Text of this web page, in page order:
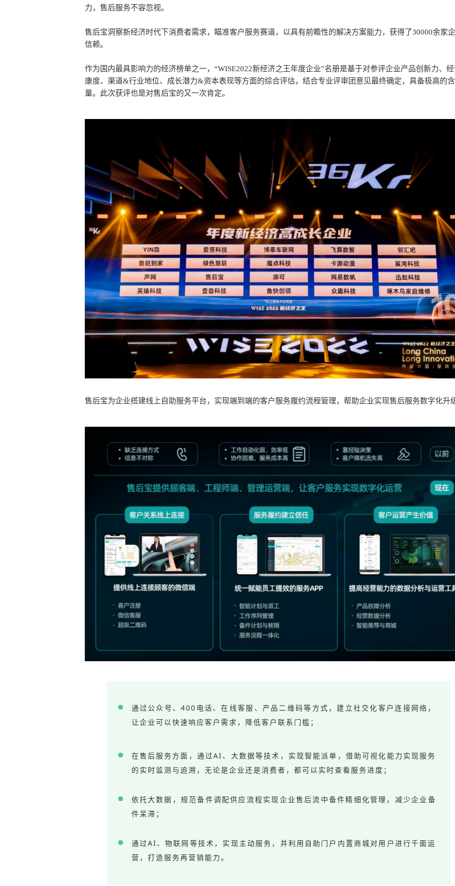
力，售后服务不容忽视。
售后宝洞察新经济时代下消费者需求，瞄准客户服务赛道，以具有前瞻性的解决方案能力，获得了30000余家
信赖。
作为国内最具影响力的经济榜单之一，“WISE2022新经济之王年度企业”名册是基于对参评企业产品创新力、
康度、渠道&行业地位、成长潜力&资本表现等方面的综合评估，结合专业评审团意见最终确定，具备极高的
量。此次获评也是对售后宝的又一次肯定。
售后宝为企业搭建线上自助服务平台，实现端到端的客户服务履约流程管理，帮助企业实现售后服务数字化升
通过公众号、400电话、在线客服、产品二维码等方式，建立社交化客户连接网络，
让企业可以快速响应客户需求，降低客户联系门槛；
在售后服务方面，通过AI、大数据等技术，实现智能派单，借助可视化能力实现服务
的实时监测与追溯，无论是企业还是消费者，都可以实时查看服务进度；
依托大数据，规范备件调配供应流程实现企业售后流中备件精细化管理，减少企业备
件呆滞；
通过AI、物联网等技术，实现主动服务，并利用自助门户内置商城对用户进行千面运
营，打造服务再营销能力。